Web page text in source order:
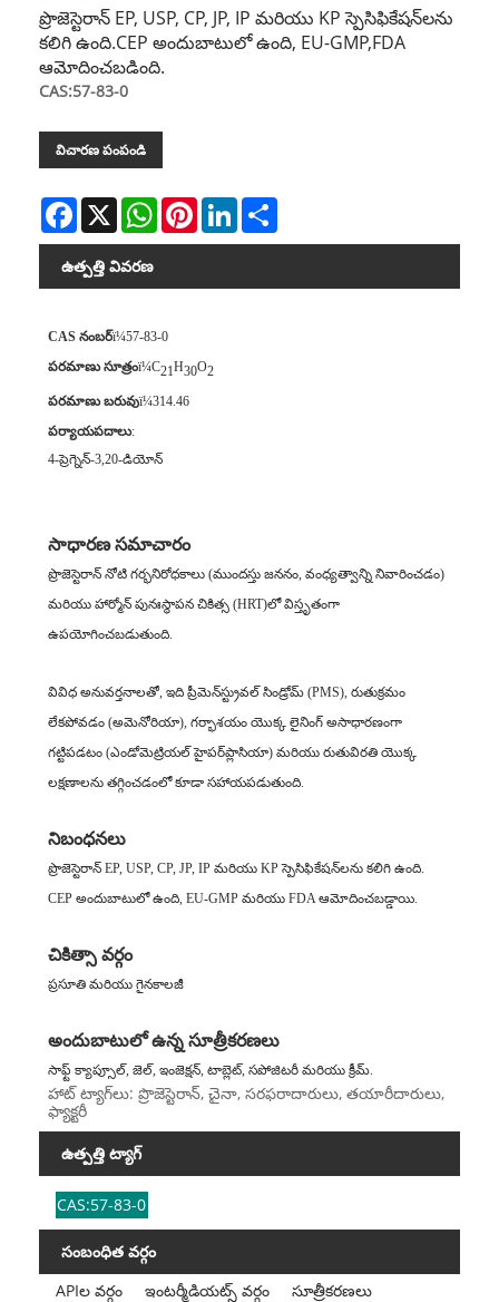
ప్రొజెస్టెరాన్ EP, USP, CP, JP, IP మరియు KP స్పెసిఫికేషన్‌లను
కలిగి ఉంది.CEP అందుబాటులో ఉంది, EU-GMP,FDA
ఆమోదించబడింది.
CAS:57-83-0
విచారణ పంపండి
Facebook
X WhatsAppPinterestLinkedIn
ఉత్పత్తి వివరణ
CAS నంబర్ï¼57-83-0
పరమాణు సూత్రంï¼C21H30O2
పరమాణు బరువుï¼314.46
పర్యాయపదాలు:
4-ప్రెగ్నెన్-3,20-డియోన్
సాధారణ సమాచారం
ప్రొజెస్టెరాన్ నోటి గర్భనిరోధకాలు (ముందస్తు జననం, వంధ్యత్వాన్ని నివారించడం)
మరియు హార్మోన్ పునఃస్థాపన చికిత్స (HRT)లో విస్తృతంగా
ఉపయోగించబడుతుంది.
వివిధ అనువర్తనాలతో, ఇది ప్రీమెన్‌స్ట్రువల్ సిండ్రోమ్ (PMS), రుతుక్రమం
లేకపోవడం (అమెనోరియా), గర్భాశయం యొక్క లైనింగ్ అసాధారణంగా
గట్టిపడటం (ఎండోమెట్రియల్ హైపర్‌ప్లాసియా) మరియు రుతువిరతి యొక్క
లక్షణాలను తగ్గించడంలో కూడా సహాయపడుతుంది.
నిబంధనలు
ప్రొజెస్టెరాన్ EP, USP, CP, JP, IP మరియు KP స్పెసిఫికేషన్‌లను కలిగి ఉంది.
CEP అందుబాటులో ఉంది, EU-GMP మరియు FDA ఆమోదించబడ్డాయి.
చికిత్సా వర్గం
ప్రసూతి మరియు గైనకాలజీ
అందుబాటులో ఉన్న సూత్రీకరణలు
సాఫ్ట్ క్యాప్సూల్, జెల్, ఇంజెక్షన్, టాబ్లెట్, సపోజిటరీ మరియు క్రీమ్.
హాట్ ట్యాగ్‌లు: ప్రొజెస్టెరాన్, చైనా, సరఫరాదారులు, తయారీదారులు,
ఫ్యాక్టరీ
ఉత్పత్తి ట్యాగ్
CAS:57-83-0
సంబంధిత వర్గం
APIల వర్గం
ఇంటర్మీడియట్స్ వర్గం
సూత్రీకరణలు